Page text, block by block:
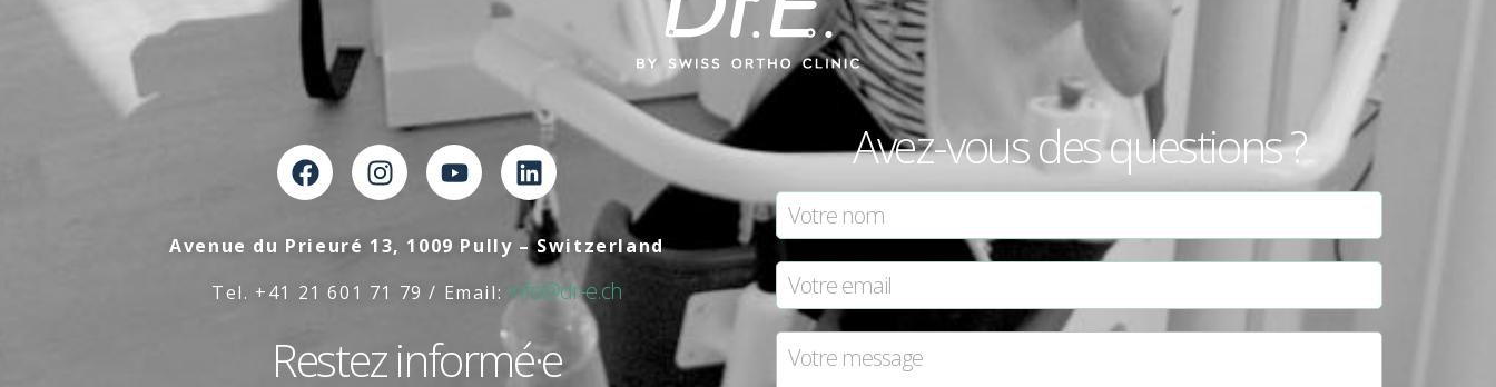
Avenue du Prieuré 13, 1009 Pully – Switzerland
Tel. +41 21 601 71 79 / Email: info@dr-e.ch
Restez informé·e
Avez-vous des questions ?